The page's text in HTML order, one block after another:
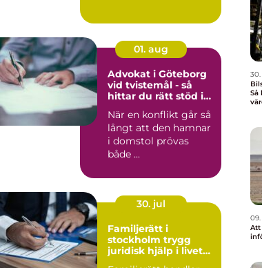
01. aug
Advokat i Göteborg
vid tvistemål - så
hittar du rätt stöd i
När en konflikt går så
långt att den hamnar
i domstol prövas
både ...
30. jul
Familjerätt i
stockholm trygg
juridisk hjälp i livets
Så
Att